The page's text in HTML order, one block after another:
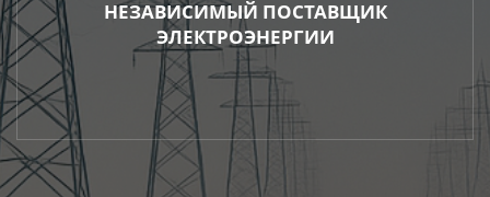
НЕЗАВИСИМЫЙ ПОСТАВЩИК
ЭЛЕКТРОЭНЕРГИИ